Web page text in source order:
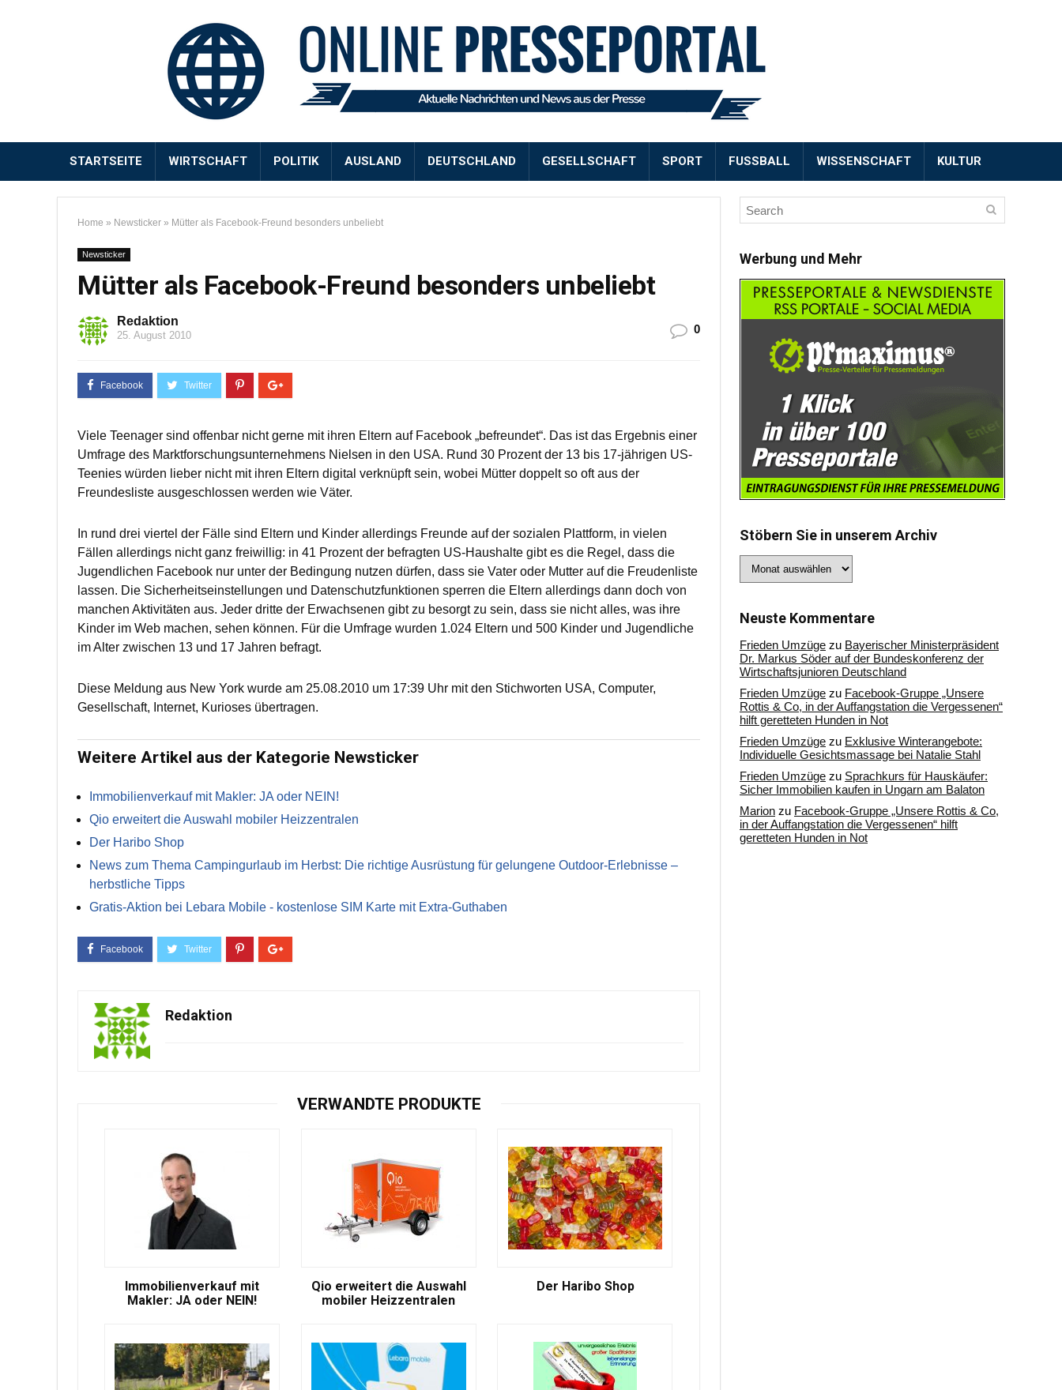
STARTSEITE WIRTSCHAFT POLITIK AUSLAND DEUTSCHLAND GESELLSCHAFT SPORT FUSSBALL WISSENSCHAFT KULTUR
Home » Newsticker » Mütter als Facebook-Freund besonders unbeliebt
Newsticker
Mütter als Facebook-Freund besonders unbeliebt
Redaktion
25. August 2010 0
Viele Teenager sind offenbar nicht gerne mit ihren Eltern auf Facebook „befreundet“. Das ist das Ergebnis einer
Umfrage des Marktforschungsunternehmens Nielsen in den USA. Rund 30 Prozent der 13 bis 17-jährigen US-
Teenies würden lieber nicht mit ihren Eltern digital verknüpft sein, wobei Mütter doppelt so oft aus der
Freundesliste ausgeschlossen werden wie Väter.
In rund drei viertel der Fälle sind Eltern und Kinder allerdings Freunde auf der sozialen Plattform, in vielen
Fällen allerdings nicht ganz freiwillig: in 41 Prozent der befragten US-Haushalte gibt es die Regel, dass die
Jugendlichen Facebook nur unter der Bedingung nutzen dürfen, dass sie Vater oder Mutter auf die Freudenliste
lassen. Die Sicherheitseinstellungen und Datenschutzfunktionen sperren die Eltern allerdings dann doch von
manchen Aktivitäten aus. Jeder dritte der Erwachsenen gibt zu besorgt zu sein, dass sie nicht alles, was ihre
Kinder im Web machen, sehen können. Für die Umfrage wurden 1.024 Eltern und 500 Kinder und Jugendliche
im Alter zwischen 13 und 17 Jahren befragt.
Diese Meldung aus New York wurde am 25.08.2010 um 17:39 Uhr mit den Stichworten USA, Computer,
Gesellschaft, Internet, Kurioses übertragen.
Weitere Artikel aus der Kategorie Newsticker
Immobilienverkauf mit Makler: JA oder NEIN!
Qio erweitert die Auswahl mobiler Heizzentralen
Der Haribo Shop
News zum Thema Campingurlaub im Herbst: Die richtige Ausrüstung für gelungene Outdoor-Erlebnisse –
herbstliche Tipps
Gratis-Aktion bei Lebara Mobile - kostenlose SIM Karte mit Extra-Guthaben
Redaktion
VERWANDTE PRODUKTE
Immobilienverkauf mit
Makler: JA oder NEIN!
Qio erweitert die Auswahl
mobiler Heizzentralen
Der Haribo Shop
Werbung und Mehr
Stöbern Sie in unserem Archiv
Sie
Archiv
Neuste Kommentare
Frieden Umzüge zu Bayerischer Ministerpräsident
Dr. Markus Söder auf der Bundeskonferenz der
Wirtschaftsjunioren Deutschland
Frieden Umzüge zu Facebook-Gruppe „Unsere
Rottis & Co, in der Auffangstation die Vergessenen“
hilft geretteten Hunden in Not
Frieden Umzüge zu Exklusive Winterangebote:
Individuelle Gesichtsmassage bei Natalie Stahl
Frieden Umzüge zu Sprachkurs für Hauskäufer:
Sicher Immobilien kaufen in Ungarn am Balaton
Marion zu Facebook-Gruppe „Unsere Rottis & Co,
in der Auffangstation die Vergessenen“ hilft
geretteten Hunden in Not